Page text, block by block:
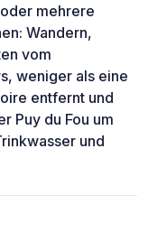
mehrere
Wandern,
vom
weniger als eine
entfernt und
Puy du Fou um
und